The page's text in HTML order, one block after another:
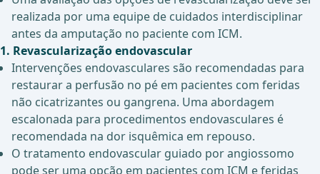
realizada por uma equipe de cuidados interdisciplinar
antes da amputação no paciente com ICM.
1. Revascularização endovascular
Intervenções endovasculares são recomendadas para
restaurar a perfusão no pé em pacientes com feridas
não cicatrizantes ou gangrena. Uma abordagem
escalonada para procedimentos endovasculares é
recomendada na dor isquêmica em repouso.
O tratamento endovascular guiado por angiossomo
pode ser uma opção em pacientes com ICM e feridas